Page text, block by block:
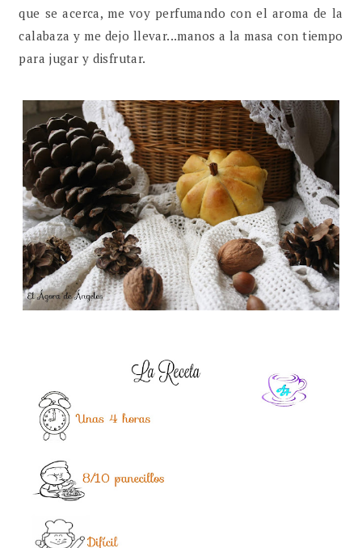
que se acerca, me voy perfumando con el aroma de la
calabaza y me dejo llevar...manos a la masa con tiempo
para jugar y disfrutar.